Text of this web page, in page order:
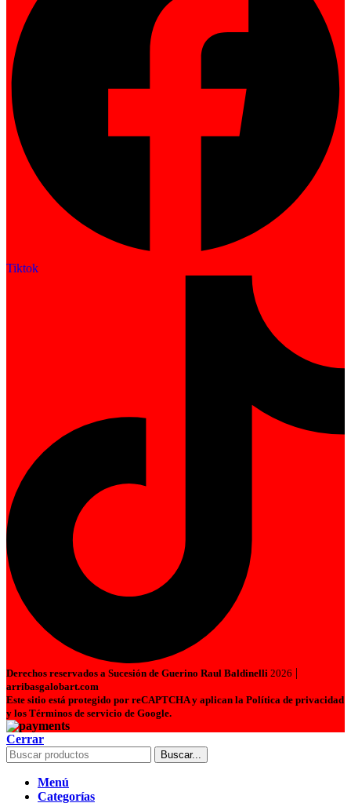
Tiktok
Derechos reservados a Sucesión de Guerino Raul Baldinelli 2026 |
arribasgalobart.com
Este sitio está protegido por reCAPTCHA y aplican la Política de privacidad
y los Términos de servicio de Google.
Cerrar
Buscar...
Menú
Categorías